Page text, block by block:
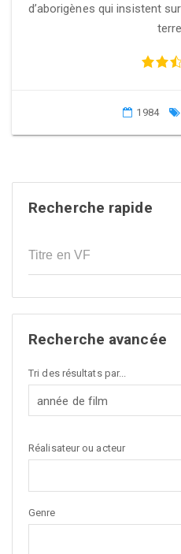
d’aborigènes qui insistent
1984
Recherche rapide
Recherche avancée
Tri des résultats par...
année de film
Réalisateur ou acteur
Genre